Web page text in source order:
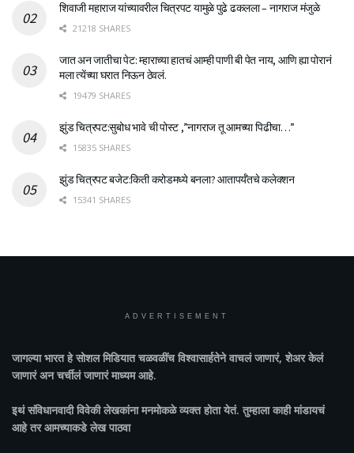
शिवाजी महाराज यांच्यावरील चित्रपट यामुळे पुढे ढकलला – नागराज मंजुळे
21218 SHARES
जात अन जातीचा पेट: म्हाराच्या हातचं आम्ही पाणी बी पेत नाय, आणि ह्या पोरानं
मला त्येंच्या घरात निऊन ठेवलं.
19479 SHARES
झुंड चित्रपट:सुबोध भावे ची पोस्ट ,”नागराज तू आमच्या पिढीचा…”
15835 SHARES
झुंड चित्रपट बजेट:किती करोडमध्ये बनला? आतापर्यँतचे कलेक्शन
15341 SHARES
ADVERTISEMENT
जागल्या भारतहे सोशल मिडियात चळवळींच विश्वासार्हतेने वाचलं जाणारं, शेअर केलं
जाणारं अन चर्चीलं जाणारं माध्यम आहे.
इथं संविधानवादी विवेकी लेखकांना मनमोकळे व्यक्त होता येतं. तुम्हाला काही मांडायचं
आहे तर आमच्याकडे लेख पाठवा